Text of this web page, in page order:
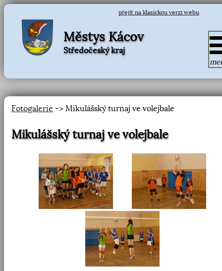
přejít na klasickou verzi webu
Městys Kácov
Středočeský kraj
Fotogalerie -> Mikulášský turnaj ve volejbale
Mikulášský turnaj ve volejbale